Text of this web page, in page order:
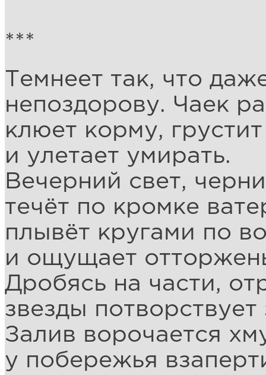
***
Темнеет так, что
непоздорову. Чаек
клюет кoрму,
и улетает умирать.
Вечерний свет,
течёт по кромке
плывёт кругами по
и ощущает
Дробясь на части,
звезды потворствует
Залив ворочается
у побережья